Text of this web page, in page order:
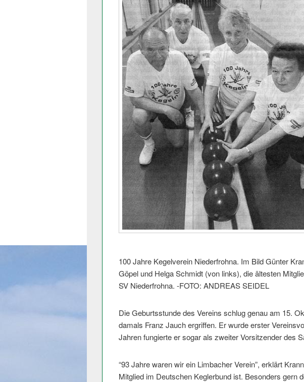
100 Jahre Kegelverein Niederfrohna. Im Bild Günter
Göpel und Helga Schmidt (von links), die ältesten
SV Niederfrohna. -FOTO: ANDREAS SEIDEL
Die Geburtsstunde des Vereins schlug genau am 15.
damals Franz Jauch ergriffen. Er wurde erster
Jahren fungierte er sogar als zweiter Vorsitzender des
“93 Jahre waren wir ein Limbacher Verein”, erklärt
Mitglied im Deutschen Keglerbund ist. Besonders gern